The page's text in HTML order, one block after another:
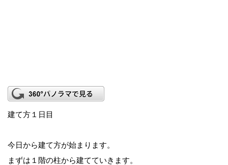
建て方１日目
今日から建て方が始まります。
まずは１階の柱から建てていきます。